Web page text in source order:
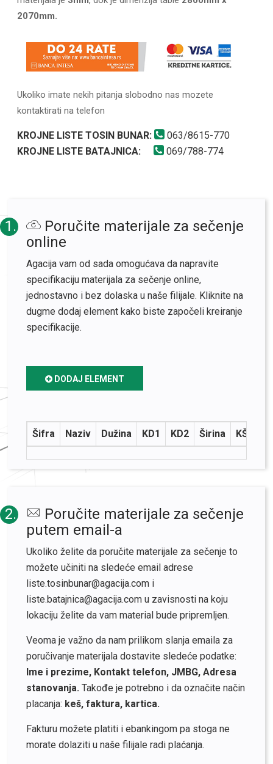
2070mm.
Ukoliko imate nekih pitanja slobodno nas mozete
kontaktirati na telefon
KROJNE LISTE TOSIN BUNAR:
063/8615-770
KROJNE LISTE BATAJNICA:
069/788-774
1.
Poručite materijale za sečenje
online
Agacija vam od sada omogućava da napravite
specifikaciju materijala za sečenje online,
jednostavno i bez dolaska u naše filijale. Kliknite na
dugme dodaj element kako biste započeli kreiranje
specifikacije.
DODAJ ELEMENT
Šifra Naziv Dužina KD1 KD2 Širina KŠ1
2.
Poručite materijale za sečenje
putem email-a
Ukoliko želite da poručite materijale za sečenje to
možete učiniti na sledeće email adrese
liste.tosinbunar@agacija.com i
liste.batajnica@agacija.com u zavisnosti na koju
lokaciju želite da vam material bude pripremljen.
Veoma je važno da nam prilikom slanja emaila za
poručivanje materijala dostavite sledeće podatke:
Ime i prezime, Kontakt telefon, JMBG, Adresa
stanovanja. Takođe je potrebno i da označite način
placanja: keš, faktura, kartica.
Fakturu možete platiti i ebankingom pa stoga ne
morate dolaziti u naše filijale radi plaćanja.